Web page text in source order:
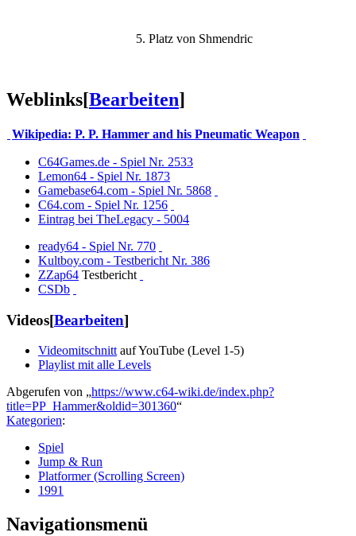
5. Platz von Shmendric
Weblinks[Bearbeiten]
Wikipedia: P. P. Hammer and his Pneumatic Weapon
C64Games.de - Spiel Nr. 2533
Lemon64 - Spiel Nr. 1873
Gamebase64.com - Spiel Nr. 5868
C64.com - Spiel Nr. 1256
Eintrag bei TheLegacy - 5004
ready64 - Spiel Nr. 770
Kultboy.com - Testbericht Nr. 386
ZZap64 Testbericht
CSDb
Videos[Bearbeiten]
Videomitschnittauf YouTube (Level 1-5)
Playlist mit alle Levels
Abgerufen von „https://www.c64-wiki.de/index.php?
title=PP_Hammer&oldid=301360“
Kategorien:
Spiel
Jump & Run
Platformer (Scrolling Screen)
1991
Navigationsmenü